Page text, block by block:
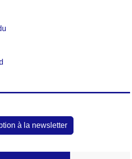
à la newsletter